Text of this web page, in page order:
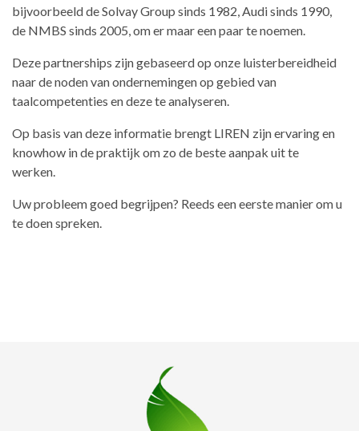
bijvoorbeeld de Solvay Group sinds 1982, Audi sinds 1990,
de NMBS sinds 2005, om er maar een paar te noemen.
Deze partnerships zijn gebaseerd op onze luisterbereidheid
naar de noden van ondernemingen op gebied van
taalcompetenties en deze te analyseren.
Op basis van deze informatie brengt LIREN zijn ervaring en
knowhow in de praktijk om zo de beste aanpak uit te
werken.
Uw probleem goed begrijpen? Reeds een eerste manier om u
te doen spreken.